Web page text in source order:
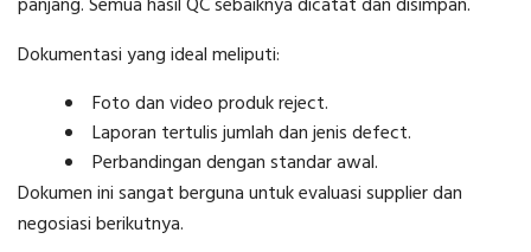
Dokumentasi yang ideal meliputi:
Foto dan video produk reject.
Laporan tertulis jumlah dan jenis defect.
Perbandingan dengan standar awal.
Dokumen ini sangat berguna untuk evaluasi supplier dan
negosiasi berikutnya.